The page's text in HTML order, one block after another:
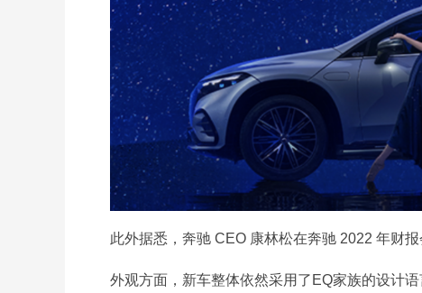
此外据悉，奔驰 CEO 康林松在奔驰 2022 年财
外观方面，新车整体依然采用了EQ家族的设计